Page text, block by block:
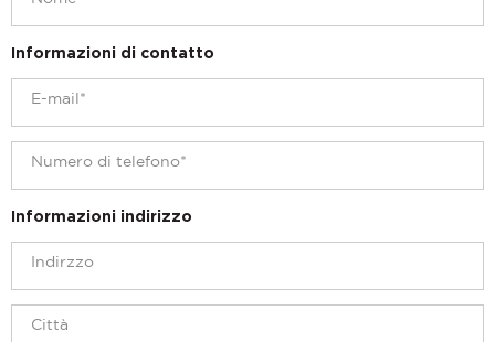
Informazioni di contatto
Informazioni indirizzo